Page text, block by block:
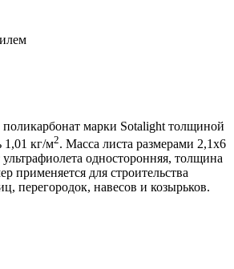
марки Sotalight толщиной
1,01 кг/м2. Масса листа размерами 2,1х6
односторонняя, толщина
применяется для строительства
перегородок, навесов и козырьков.